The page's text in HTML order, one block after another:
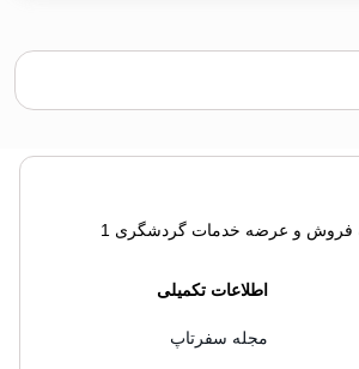
فروش و عرضه خدمات گردشگری 1
اطلاعات تکمیلی
مجله سفرتاپ